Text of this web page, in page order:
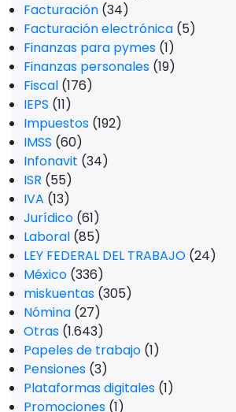
Facturación (34)
Facturación electrónica (5)
Finanzas para pymes (1)
Finanzas personales (19)
Fiscal (176)
IEPS (11)
Impuestos (192)
IMSS (60)
Infonavit (34)
ISR (55)
IVA (13)
Jurídico (61)
Laboral (85)
LEY FEDERAL DEL TRABAJO (24)
México (336)
miskuentas (305)
Nómina (27)
Otras (1.643)
Papeles de trabajo (1)
Pensiones (3)
Plataformas digitales (1)
Promociones (1)